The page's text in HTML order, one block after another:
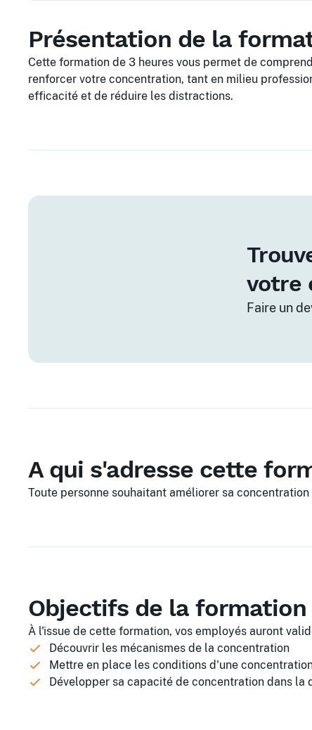
Présentation de la
Cette formation de 3 heures vous permet de
renforcer votre concentration, tant en milieu
efficacité et de réduire les distractions.
votre
Faire un
A qui s'adresse cette
Toute personne souhaitant améliorer sa
Objectifs de la formation
À l'issue de cette formation, vos employés auront
Découvrir les mécanismes de la concentration
Mettre en place les conditions d'une
Développer sa capacité de concentration dans la